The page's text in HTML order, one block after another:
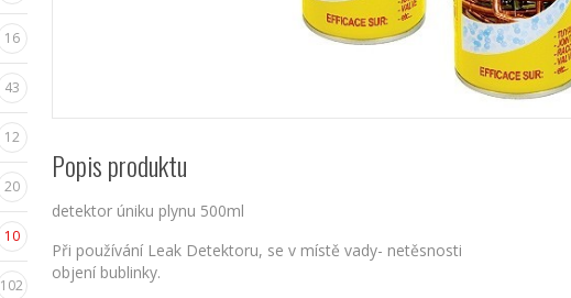
16
43
12
20
10
102
Popis produktu
detektor úniku plynu 500ml
Při používání Leak Detektoru, se v místě vady- netěsnosti
objení bublinky.